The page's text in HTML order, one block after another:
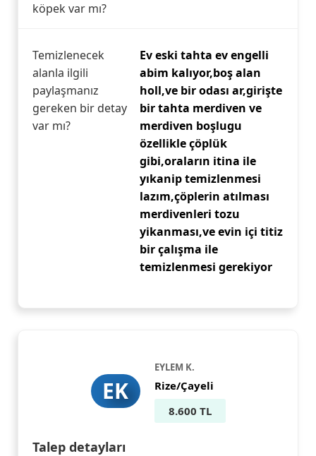
köpek var mı?
Temizlenecek
alanla ilgili
paylaşmanız
gereken bir detay
var mı?
Ev eski tahta ev engelli
abim kalıyor,boş alan
holl,ve bir odası ar,girişte
bir tahta merdiven ve
merdiven boşlugu
özellikle çöplük
gibi,oraların itina ile
yıkanip temizlenmesi
lazım,çöplerin atılması
merdivenleri tozu
yikanması,ve evin içi titiz
bir çalışma ile
temizlenmesi gerekiyor
EK
EYLEM K.
Rize/Çayeli
8.600 TL
Talep detayları